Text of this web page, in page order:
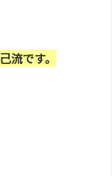
流です。